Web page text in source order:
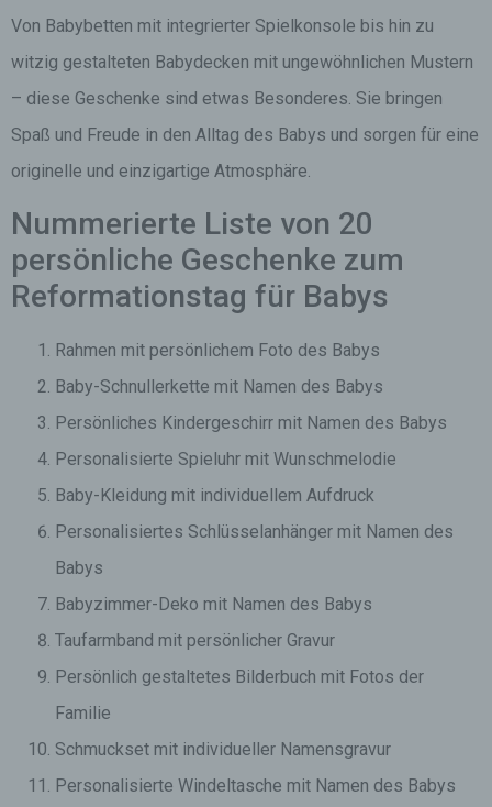
Von Babybetten mit integrierter Spielkonsole bis hin zu
witzig gestalteten Babydecken mit ungewöhnlichen Mustern
– diese Geschenke sind etwas Besonderes. Sie bringen
Spaß und Freude in den Alltag des Babys und sorgen für eine
originelle und einzigartige Atmosphäre.
Nummerierte Liste von 20
persönliche Geschenke zum
Reformationstag für Babys
Rahmen mit persönlichem Foto des Babys
Baby-Schnullerkette mit Namen des Babys
Persönliches Kindergeschirr mit Namen des Babys
Personalisierte Spieluhr mit Wunschmelodie
Baby-Kleidung mit individuellem Aufdruck
Personalisiertes Schlüsselanhänger mit Namen des
Babys
Babyzimmer-Deko mit Namen des Babys
Taufarmband mit persönlicher Gravur
Persönlich gestaltetes Bilderbuch mit Fotos der
Familie
Schmuckset mit individueller Namensgravur
Personalisierte Windeltasche mit Namen des Babys